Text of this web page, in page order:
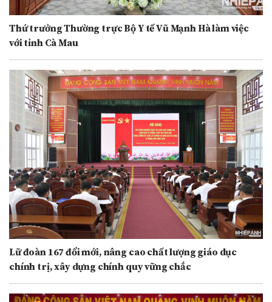
Thứ trưởng Thường trực Bộ Y tế Vũ Mạnh Hà làm việc
với tỉnh Cà Mau
Lữ đoàn 167 đổi mới, nâng cao chất lượng giáo dục
chính trị, xây dựng chính quy vững chắc